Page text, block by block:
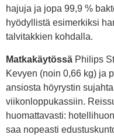
hajuja ja jopa 99,9 %
hyödyllistä esimerkiksi
talvitakkien kohdalla.
Matkakäytössä Philips
Kevyen (noin 0,66 kg) ja
ansiosta höyrystin
viikonloppukassiin.
huomattavasti:
saa nopeasti